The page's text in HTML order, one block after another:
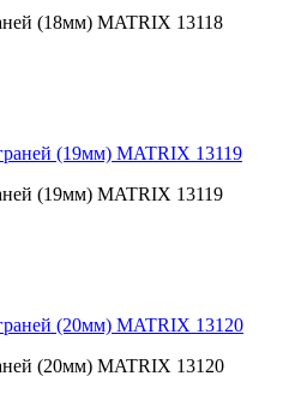
(18мм) MATRIX 13118
(19мм) MATRIX 13119
(20мм) MATRIX 13120